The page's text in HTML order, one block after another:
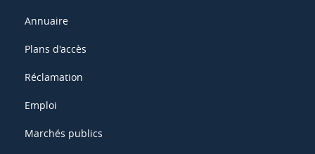
Annuaire
Plans d'accès
Réclamation
Emploi
Marchés publics